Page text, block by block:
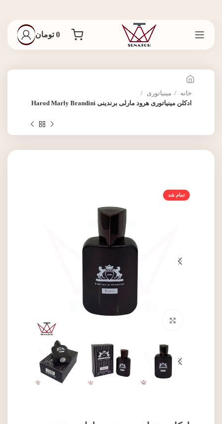
0 تومان
خانه
مینیاتوری
ادکلن مینیاتوری هرود مارلی برندینی Harod Marly Brandini
تمام شد